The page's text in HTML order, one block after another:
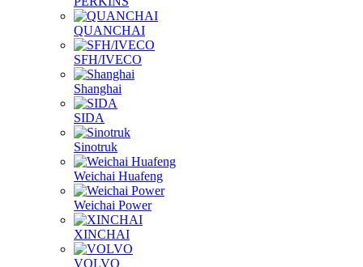
SFH/IVECO
Shanghai
SIDA
Sinotruk
Weichai Huafeng
Weichai Power
XINCHAI
VOLVO
Yanmar